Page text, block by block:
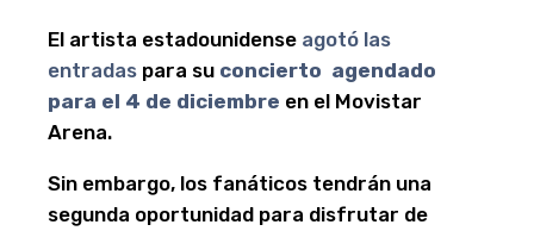
El artista estadounidense agotó las
entradas para su concierto agendado
para el 4 de diciembre en el Movistar
Arena.
Sin embargo, los fanáticos tendrán una
segunda oportunidad para disfrutar de